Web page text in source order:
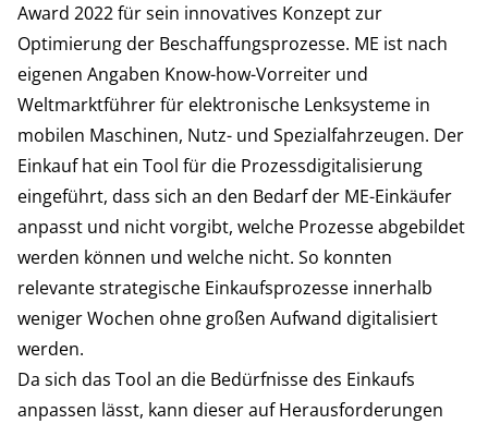
Award 2022 für sein innovatives Konzept zur
Optimierung der Beschaffungsprozesse. ME ist nach
eigenen Angaben Know-how-Vorreiter und
Weltmarktführer für elektronische Lenksysteme in
mobilen Maschinen, Nutz- und Spezialfahrzeugen. Der
Einkauf hat ein Tool für die Prozessdigitalisierung
eingeführt, dass sich an den Bedarf der ME-Einkäufer
anpasst und nicht vorgibt, welche Prozesse abgebildet
werden können und welche nicht. So konnten
relevante strategische Einkaufsprozesse innerhalb
weniger Wochen ohne großen Aufwand digitalisiert
werden.
Da sich das Tool an die Bedürfnisse des Einkaufs
anpassen lässt, kann dieser auf Herausforderungen